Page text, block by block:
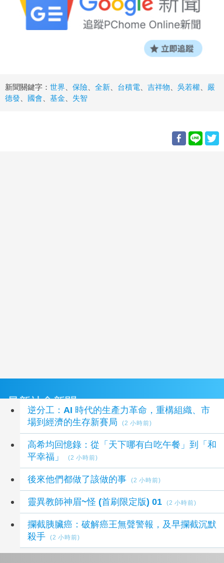
新聞關鍵字： 世界 保險 全新 台積電 吉祥物 吳若權
嚴
德發
國會 基金 失智
最新社會新聞
逆分工：AI 時代的生產力革命，重構組織、市
場到經濟的生存新賽局
(2 小時前)
高希均回憶錄：從「天下哪有白吃午餐」到「和
平幸福」
(2 小時前)
後來他們都做了該做的事 (2 小時前)
靈異教師神眉~怪 (首刷限定版) 01 (2 小時前)
攔截胰臟癌：破解癌王無聲警報，及早攔截沉默
殺手
(2 小時前)